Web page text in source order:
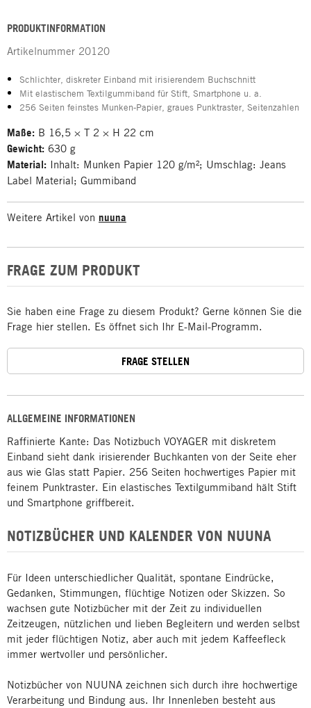
ALLGEMEINE INFORMATIONEN
Raffinierte Kante: Das Notizbuch VOYAGER mit diskretem
Einband sieht dank irisierender Buchkanten von der Seite eher
aus wie Glas statt Papier. 256 Seiten hochwertiges Papier mit
feinem Punktraster. Ein elastisches Textilgummiband hält Stift
und Smartphone griffbereit.
NOTIZBÜCHER UND KALENDER VON NUUNA
Für Ideen unterschiedlicher Qualität, spontane Eindrücke,
Gedanken, Stimmungen, flüchtige Notizen oder Skizzen. So
wachsen gute Notizbücher mit der Zeit zu individuellen
Zeitzeugen, nützlichen und lieben Begleitern und werden selbst
mit jeder flüchtigen Notiz, aber auch mit jedem Kaffeefleck
immer wertvoller und persönlicher.
Notizbücher von NUUNA zeichnen sich durch ihre hochwertige
Verarbeitung und Bindung aus. Ihr Innenleben besteht aus
PRODUKTINFORMATION
Artikelnummer 20120
Schlichter, diskreter Einband mit irisierendem Buchschnitt
Mit elastischem Textilgummiband für Stift, Smartphone u. a.
256 Seiten feinstes Munken-Papier, graues Punktraster, Seitenzahlen
Maße: B 16,5 × T 2 × H 22 cm
Gewicht: 630 g
Material: Inhalt: Munken Papier 120 g/m²; Umschlag: Jeans
Label Material; Gummiband
Weitere Artikel von nuuna
FRAGE ZUM PRODUKT
Sie haben eine Frage zu diesem Produkt? Gerne können Sie die
Frage hier stellen. Es öffnet sich Ihr E-Mail-Programm.
FRAGE STELLEN